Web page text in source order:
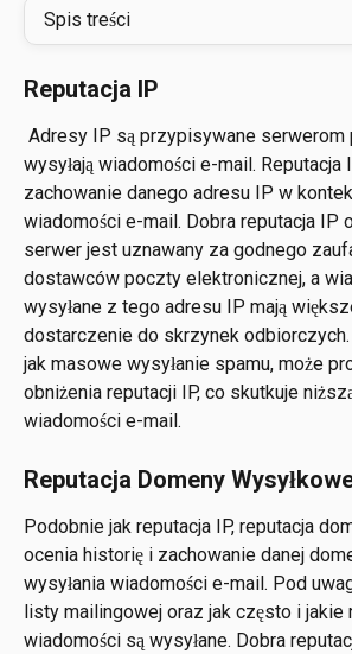
Spis treści
Reputacja IP
wysyłają wiadomości e-mail.
zachowanie danego adresu IP w
wiadomości e-mail. Dobra reputacja IP
serwer jest uznawany za godnego
dostawców poczty elektronicznej, a
wysyłane z tego adresu IP mają
dostarczenie do skrzynek
jak masowe wysyłanie spamu, może
obniżenia reputacji IP, co skutkuje
wiadomości e-mail.
Reputacja Domeny
Podobnie jak reputacja IP, reputacja
ocenia historię i zachowanie danej
wysyłania wiadomości e-mail. Pod
listy mailingowej oraz jak często i jakie
wiadomości są wysyłane. Dobra